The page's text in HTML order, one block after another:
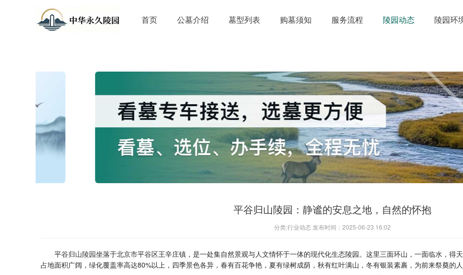
首页 公墓介绍 墓型列表 购墓须知 服务流程 陵园动态 陵园环
平谷归山陵园：静谧的安息之地，自然的怀抱
分类:行业动态 发布时间：2025-06-23 16:02
平谷归山陵园坐落于北京市平谷区王辛庄镇，是一处集自然景观与人文情怀于一体的现代化生态陵园。这里三面环山，一面临水，得
占地面积广阔，绿化覆盖率高达80%以上，四季景色各异，春有百花争艳，夏有绿树成荫，秋有红叶满山，冬有银装素裹，为前来祭奠的